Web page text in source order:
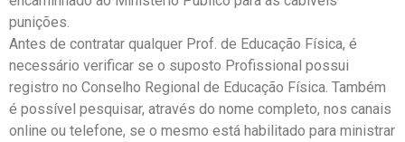
punições.
Antes de contratar qualquer Prof. de Educação Física, é
necessário verificar se o suposto Profissional possui
registro no Conselho Regional de Educação Física. Também
é possível pesquisar, através do nome completo, nos canais
online ou telefone, se o mesmo está habilitado para ministrar